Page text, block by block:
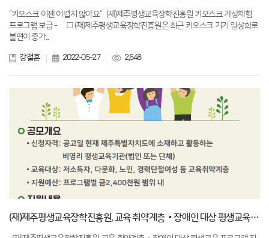
“키오스크 이젠 어렵지 않아요” (재)제주평생교육장학진흥원 키오스크 가상체험
프로그램 보급 - □ (재)제주평생교육장학진흥원은 최근 키오스크 기기 일상화로
불편이 증가...
강철훈 2022-05-27 2,648
(재)제주평생교육장학진흥원, 교육 취약계층‧장애인 대상 평생교육 프로그램 지원 공모